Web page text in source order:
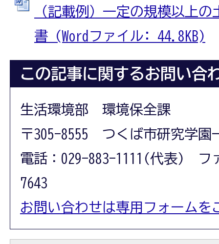
（記載例）一定の規模以上
書 (Wordファイル: 44.8KB)
この記事に関するお問い合
生活環境部 環境保全課
〒305-8555 つくば市研究学園
電話：029-883-1111(代表) フ
7643
お問い合わせは専用フォームを